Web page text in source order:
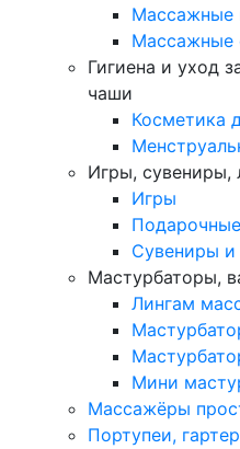
Массажные
Массажные
Гигиена и уход
чаши
Косметика
Игры, сувениры,
Игры
Сувениры и
Мастурбаторы,
Лингам
Мини
Массажёры
Портупеи,